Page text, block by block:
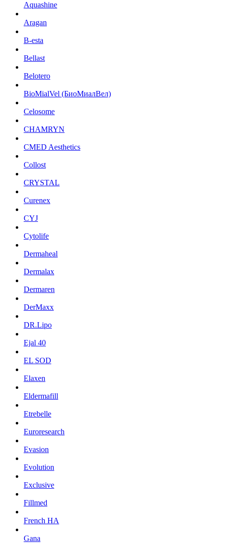
Aquashine
Aragan
B-esta
Bellast
Belotero
BioMialVel (БиоМиалВел)
Celosome
CHAMRYN
CMED Aesthetics
Collost
CRYSTAL
Curenex
CYJ
Cytolife
Dermaheal
Dermalax
Dermaren
DerMaxx
DR.Lipo
Ejal 40
EL SOD
Elaxen
Eldermafill
Etrebelle
Euroresearch
Evasion
Evolution
Exclusive
Fillmed
French HA
Gana